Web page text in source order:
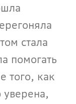
стала
помогать
того, как
уверена,